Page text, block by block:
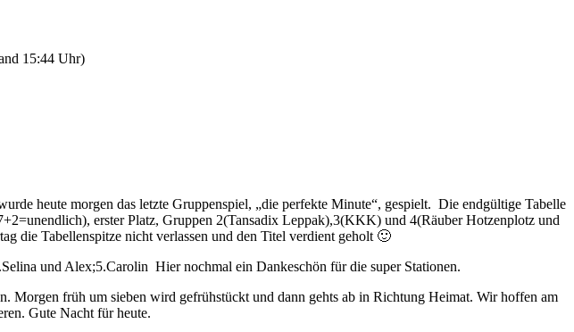
15:44 Uhr)
heute morgen das letzte Gruppenspiel, „die perfekte Minute“, gespielt. Die endgültige Tabelle
erster Platz, Gruppen 2(Tansadix Leppak),3(KKK) und 4(Räuber Hotzenplotz und
die Tabellenspitze nicht verlassen und den Titel verdient geholt 🙂
und Alex;5.Carolin Hier nochmal ein Dankeschön für die super Stationen.
früh um sieben wird gefrühstückt und dann gehts ab in Richtung Heimat. Wir hoffen am
Gute Nacht für heute.